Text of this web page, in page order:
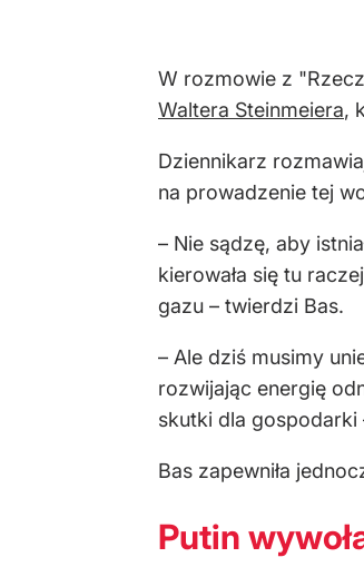
W rozmowie z
Waltera Steinmeiera,
Dziennikarz
na prowadzenie tej
– Nie sądzę, aby
kierowała się tu
gazu – twierdzi Bas.
– Ale dziś musimy
rozwijając energię
skutki dla gospodarki
Bas zapewniła
Putin